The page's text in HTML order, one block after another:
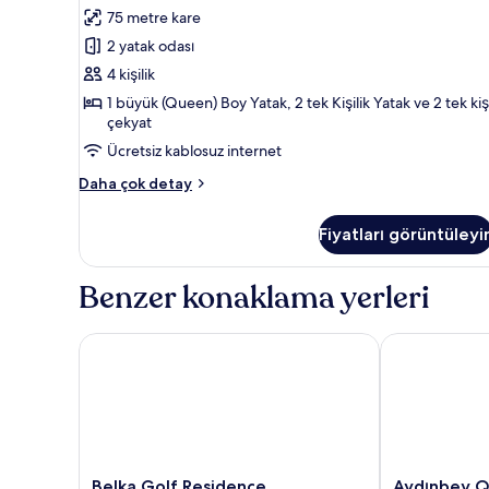
fazla
detay
Daire,
Balkon,
Havuz
Manzaralı
için
tüm
fotoğrafları
75 metre kare
2 yatak odası
4 kişilik
1 büyük (Queen) Boy Yatak, 2 tek Kişilik Yatak ve 2 tek
çekyat
Ücretsiz kablosuz internet
Daha çok detay
Deluxe
Havuz
hakkında
fazla
Fiyatları
Benzer konaklama yerleri
Belka
Belka Golf Residence
Aydınbey
Aydınbey